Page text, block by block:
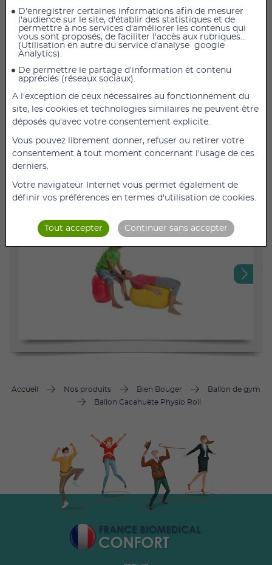
Le ballon de gym Physio roll permet une utilisation
diversifiée, associée à une stabilité renforcée par
rapport aux ballons classiques.
Utilisé depuis plusieurs années en physiothérapie, il est
l'équilibre chez vous.
Ballon de gym disponible en rouge, bleu ou jaune.
Référence 2232
Couleur Rouge (Ø40 cm), bleu (Ø70 cm), jaune (Ø55
cm)
Diamètre Ø40 cm, Ø55 cm, Ø70 cm
Type Cacahuète
Accueil Nos produits Bien Bouger
Ballon de gym
Ballon Cacahuète Physio Roll
D'enregistrer certaines informations afin de mesurer
l'audience sur le site, d'établir des statistiques et de
permettre à nos services d'améliorer les contenus qui
vous sont proposés, de faciliter l'accès aux rubriques...
(Utilisation en autre du service d'analyse google
Analytics).
De permettre le partage d'information et contenu
appréciés (réseaux sociaux).
A l'exception de ceux nécessaires au fonctionnement du
site, les cookies et technologies similaires ne peuvent être
déposés qu'avec votre consentement explicite.
Vous pouvez librement donner, refuser ou retirer votre
consentement à tout moment concernant l'usage de ces
derniers.
Votre navigateur Internet vous permet également de
définir vos préférences en termes d'utilisation de cookies.
Tout accepter Continuer sans accepter